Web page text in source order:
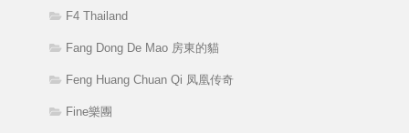
F4 Thailand
Fang Dong De Mao 房東的貓
Feng Huang Chuan Qi 凤凰传奇
Fine樂團